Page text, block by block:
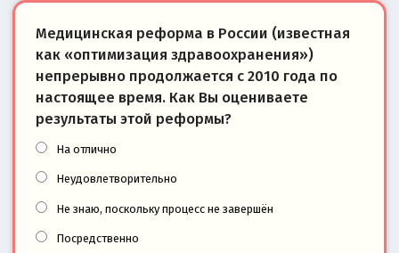
Медицинская реформа в России (известная
как «оптимизация здравоохранения»)
непрерывно продолжается с 2010 года по
настоящее время. Как Вы оцениваете
результаты этой реформы?
На отлично
Неудовлетворительно
Не знаю, поскольку процесс не завершён
Посредственно